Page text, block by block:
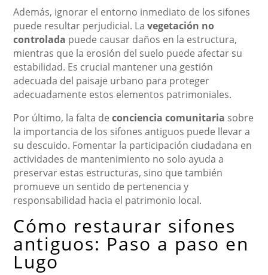
Además, ignorar el entorno inmediato de los sifones
puede resultar perjudicial. Lavegetación no
controlada puede causar daños en la estructura,
mientras que la erosión del suelo puede afectar su
estabilidad. Es crucial mantener una gestión
adecuada del paisaje urbano para proteger
adecuadamente estos elementos patrimoniales.
Por último, la falta deconciencia comunitaria sobre
la importancia de los sifones antiguos puede llevar a
su descuido. Fomentar la participación ciudadana en
actividades de mantenimiento no solo ayuda a
preservar estas estructuras, sino que también
promueve un sentido de pertenencia y
responsabilidad hacia el patrimonio local.
Cómo restaurar sifones
antiguos: Paso a paso en
Lugo